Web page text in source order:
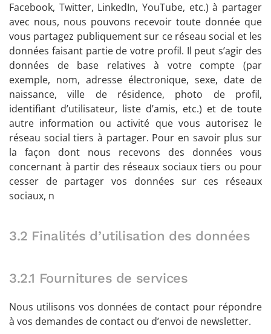
Facebook, Twitter, LinkedIn, YouTube, etc.) à partager
avec nous, nous pouvons recevoir toute donnée que
vous partagez publiquement sur ce réseau social et les
données faisant partie de votre profil. Il peut s’agir des
données de base relatives à votre compte (par
exemple, nom, adresse électronique, sexe, date de
naissance, ville de résidence, photo de profil,
identifiant d’utilisateur, liste d’amis, etc.) et de toute
autre information ou activité que vous autorisez le
réseau social tiers à partager. Pour en savoir plus sur
la façon dont nous recevons des données vous
concernant à partir des réseaux sociaux tiers ou pour
cesser de partager vos données sur ces réseaux
sociaux, n
3.2 Finalités d’utilisation des données
3.2.1 Fournitures de services
Nous utilisons vos données de contact pour répondre
à vos demandes de contact ou d’envoi de newsletter.